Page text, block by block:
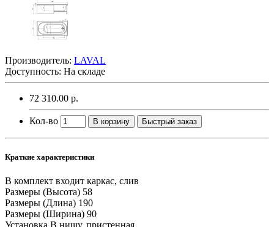
Производитель: LAVAL
Доступность: На складе
72 310.00 р.
Кол-во В корзину Быстрый заказ
Краткие характеристики
В комплект входит каркас, слив
Размеры (Высота) 58
Размеры (Длина) 190
Размеры (Ширина) 90